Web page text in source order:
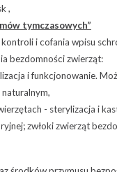
,
tymczasowych”
i cofania wpisu
bezdomności zwierząt:
i funkcjonowanie.
- sterylizacja i
zwłoki zwierząt